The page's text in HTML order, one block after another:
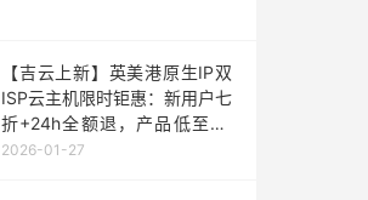
【吉云上新】英美港原生IP双
ISP云主机限时钜惠：新用户七
折+24h全额退，产品低至36
元每月，TikTok业务秒部署！
2026-01-27